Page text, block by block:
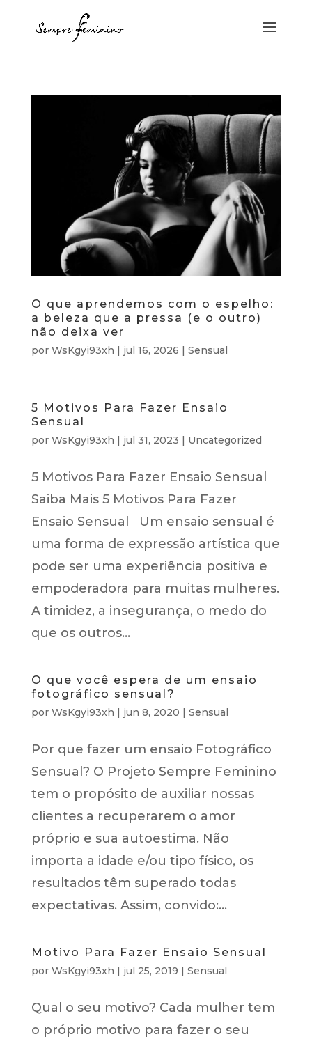
O que aprendemos com o espelho:
a beleza que a pressa (e o outro)
não deixa ver
por WsKgyi93xh jul 16, 2026 Sensual
5 Motivos Para Fazer Ensaio
Sensual
por WsKgyi93xh jul 31, 2023 Uncategorized
5 Motivos Para Fazer Ensaio Sensual
Saiba Mais 5 Motivos Para Fazer
Ensaio Sensual Um ensaio sensual é
uma forma de expressão artística que
pode ser uma experiência positiva e
empoderadora para muitas mulheres.
A timidez, a insegurança, o medo do
que os outros...
O que você espera de um ensaio
fotográfico sensual?
por WsKgyi93xh jun 8, 2020 Sensual
Por que fazer um ensaio Fotográfico
Sensual? O Projeto Sempre Feminino
tem o propósito de auxiliar nossas
clientes a recuperarem o amor
próprio e sua autoestima. Não
importa a idade e/ou tipo físico, os
resultados têm superado todas
expectativas. Assim, convido:...
Motivo Para Fazer Ensaio Sensual
por WsKgyi93xh jul 25, 2019 Sensual
Qual o seu motivo? Cada mulher tem
o próprio motivo para fazer o seu